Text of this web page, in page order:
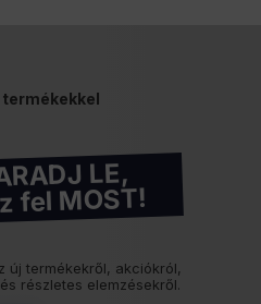
termékekkel
LE,
fel MOST!
új termékekről, akciókról,
részletes elemzésekről.